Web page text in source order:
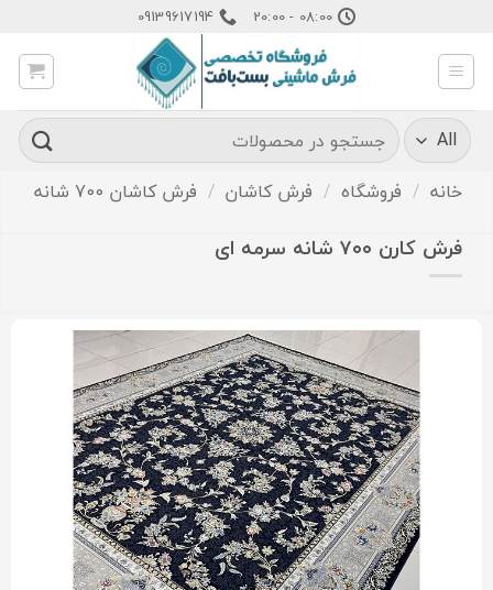
content
08:00 - 20:00
09139617194
جستجو
برای:
خانه / فروشگاه / فرش کاشان / فرش کاشان 700 شانه
فرش کارن ۷۰۰ شانه سرمه ای